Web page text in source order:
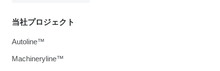
当社プロジェクト
Autoline™
Machineryline™